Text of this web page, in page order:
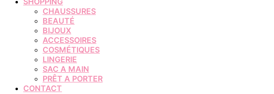
CHAUSSURES
BEAUTÉ
BIJOUX
ACCESSOIRES
COSMÉTIQUES
LINGERIE
SAC A MAIN
PRÊT A PORTER
CONTACT